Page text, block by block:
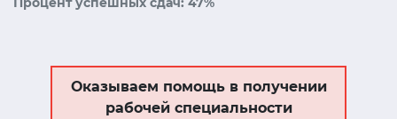
Оказываем помощь в получении
рабочей специальности